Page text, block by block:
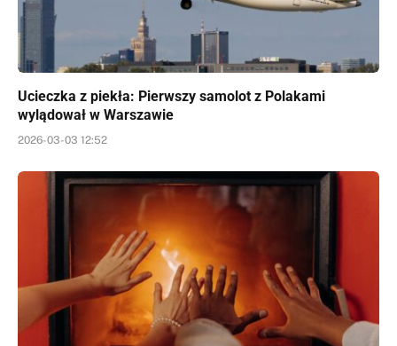
Ucieczka z piekła: Pierwszy samolot z Polakami
wylądował w Warszawie
2026-03-03 12:52